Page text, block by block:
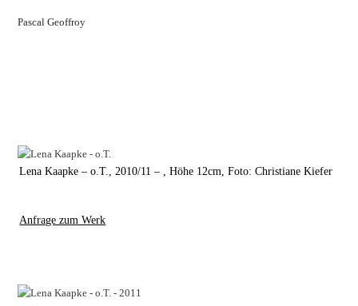
Pascal Geoffroy
Lena Kaapke – o.T., 2010/11 – , Höhe 12cm, Foto: Christiane Kiefer
Anfrage zum Werk